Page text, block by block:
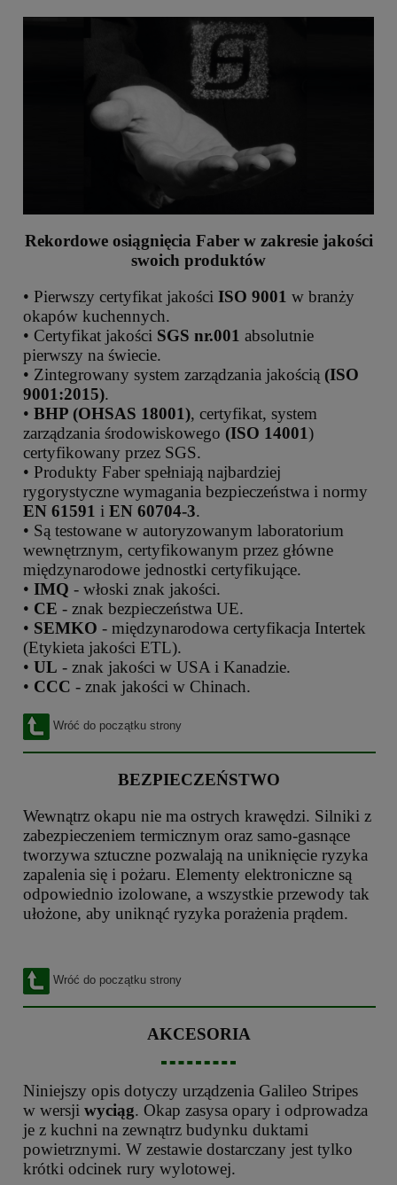
Rekordowe osiągnięcia Faber w zakresie jakości
swoich produktów
• Pierwszy certyfikat jakości ISO 9001 w branży
okapów kuchennych.
• Certyfikat jakości SGS nr.001 absolutnie
pierwszy na świecie.
• Zintegrowany system zarządzania jakością (ISO
9001:2015).
• BHP (OHSAS 18001), certyfikat, system
zarządzania środowiskowego (ISO 14001)
certyfikowany przez SGS.
• Produkty Faber spełniają najbardziej
rygorystyczne wymagania bezpieczeństwa i normy
EN 61591 i EN 60704-3.
• Są testowane w autoryzowanym laboratorium
wewnętrznym, certyfikowanym przez główne
międzynarodowe jednostki certyfikujące.
• IMQ - włoski znak jakości.
• CE - znak bezpieczeństwa UE.
• SEMKO - międzynarodowa certyfikacja Intertek
(Etykieta jakości ETL).
• UL - znak jakości w USA i Kanadzie.
• CCC - znak jakości w Chinach.
Wróć do początku strony
BEZPIECZEŃSTWO
Wewnątrz okapu nie ma ostrych krawędzi. Silniki z
zabezpieczeniem termicznym oraz samo-gasnące
tworzywa sztuczne pozwalają na uniknięcie ryzyka
zapalenia się i pożaru. Elementy elektroniczne są
odpowiednio izolowane, a wszystkie przewody tak
ułożone, aby uniknąć ryzyka porażenia prądem.
Wróć do początku strony
AKCESORIA
Niniejszy opis dotyczy urządzenia Galileo Stripes
w wersji wyciąg. Okap zasysa opary i odprowadza
je z kuchni na zewnątrz budynku duktami
powietrznymi. W zestawie dostarczany jest tylko
krótki odcinek rury wylotowej.